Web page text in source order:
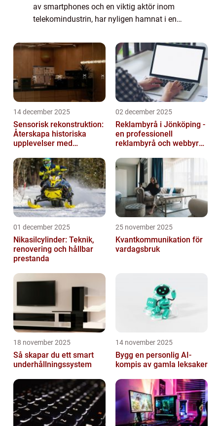
av smartphones och en viktig aktör inom
telekomindustrin, har nyligen hamnat i en
flera internationella techföretag och h...
14 december 2025
Sensorisk rekonstruktion:
Återskapa historiska
upplevelser med
02 december 2025
Reklambyrå i Jönköping -
en professionell
reklambyrå och webbyrå
kommunikati...
01 december 2025
Nikasilcylinder: Teknik,
renovering och hållbar
prestanda
25 november 2025
Kvantkommunikation för
vardagsbruk
18 november 2025
Så skapar du ett smart
underhållningssystem
14 november 2025
Bygg en personlig AI-
kompis av gamla leksaker